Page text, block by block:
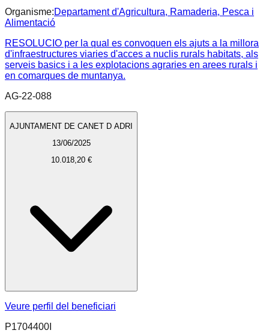
Organisme:Departament d'Agricultura, Ramaderia, Pesca i
Alimentació
RESOLUCIO per la qual es convoquen els ajuts a la millora
d'infraestructures viaries d'acces a nuclis rurals habitats, als
serveis basics i a les explotacions agraries en arees rurals i
en comarques de muntanya.
AG-22-088
AJUNTAMENT DE CANET D ADRI
13/06/2025
10.018,20 €
Veure perfil del beneficiari
P1704400I